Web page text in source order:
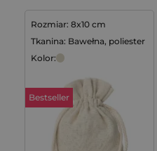
Rozmiar: 8x10 cm
Tkanina: Bawełna, poliester
Kolor:
Bestseller